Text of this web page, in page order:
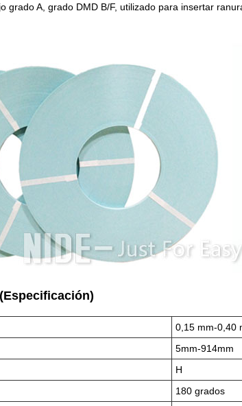
grado A, grado DMD B/F, utilizado para insertar
0,15 mm-0,40
5mm-914mm
H
180 grados